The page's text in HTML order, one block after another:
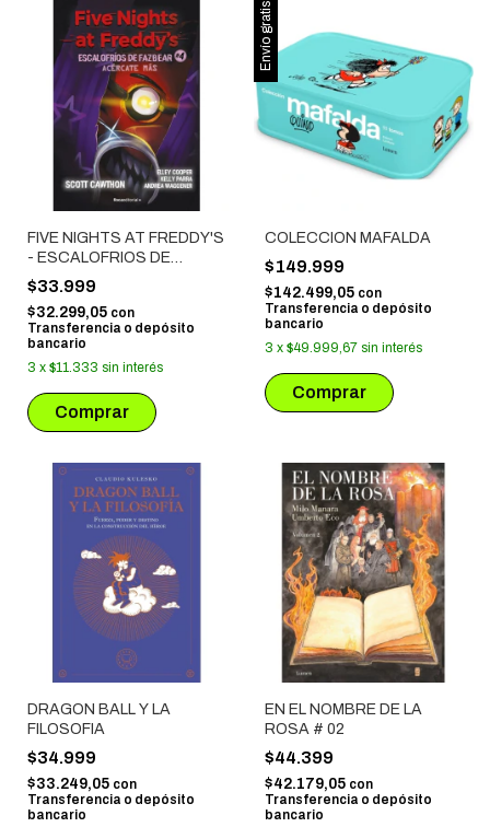
FIVE NIGHTS AT FREDDY'S
- ESCALOFRIOS DE
FAZBEAR # 04:
ACERCATE MAS
$33.999
$32.299,05 con
Transferencia o depósito
bancario
3 x $11.333 sin interés
Envío gratis
COLECCION MAFALDA
$149.999
$142.499,05 con
Transferencia o depósito
bancario
3 x $49.999,67 sin interés
DRAGON BALL Y LA
FILOSOFIA
$34.999
$33.249,05 con
Transferencia o depósito
bancario
EN EL NOMBRE DE LA
ROSA # 02
$44.399
$42.179,05 con
Transferencia o depósito
bancario